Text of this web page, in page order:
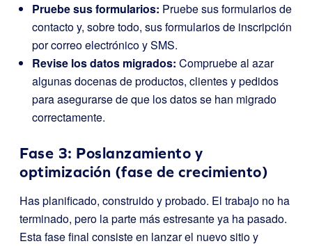
Pruebe sus formularios: Pruebe sus formularios de
contacto y, sobre todo, sus formularios de inscripción
por correo electrónico y SMS.
Revise los datos migrados: Compruebe al azar
algunas docenas de productos, clientes y pedidos
para asegurarse de que los datos se han migrado
correctamente.
Fase 3: Poslanzamiento y
optimización (fase de crecimiento)
Has planificado, construido y probado. El trabajo no ha
terminado, pero la parte más estresante ya ha pasado.
Esta fase final consiste en lanzar el nuevo sitio y